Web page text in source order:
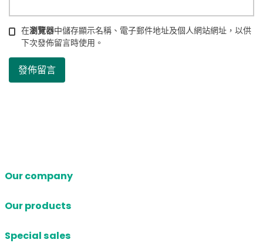
在瀏覽器中儲存顯示名稱、電子郵件地址及個人網站網址，以供
下次發佈留言時使用。
Our company
Our products
Special sales